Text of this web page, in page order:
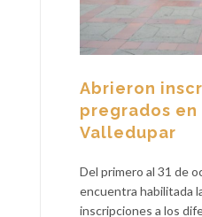
Abrieron
pregrados en
Valledupar
Del primero al 31 de
encuentra habilitada
inscripciones a los